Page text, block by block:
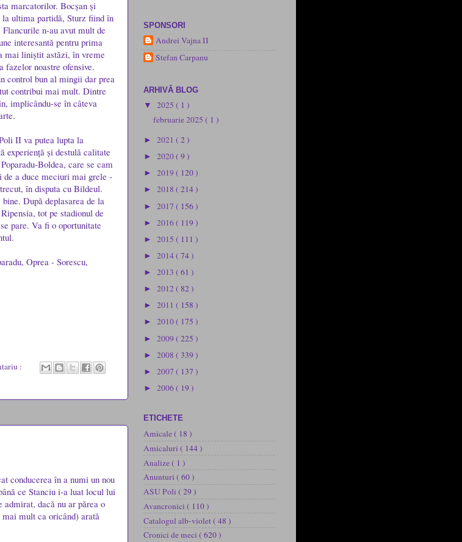
marcatorilor. Bocșan și
ultima partidă, Sturz fiind în
n-au avut mult de
interesantă pentru prima
mai liniștit astăzi, în vreme
fazelor noastre ofensive.
control bun al mingii dar prea
contribui mai mult. Dintre
implicându-se în câteva
II va putea lupta la
experiență și destulă calitate
Boldea, care se cam
de a duce meciuri mai grele -
în disputa cu Bildeul.
După deplasarea de la
tot pe stadionul de
pare. Va fi o oportunitate
Oprea - Sorescu,
:
conducerea în a numi un nou
ce Stanciu i-a luat locul lui
dacă nu ar părea o
mai mult ca oricând) arată
SPONSORI
Andrei Vajna II
Stefan Carpanu
ARHIVĂ BLOG
▼ 2025 ( 1 )
februarie 2025( 1 )
► 2021 ( 2 )
► 2020( 9 )
► 2019 ( 120 )
► 2018 ( 214 )
► 2017 ( 156 )
► 2016( 119 )
► 2015 ( 111 )
► 2014( 74 )
► 2013 ( 61 )
► 2012( 82 )
► 2011 ( 158 )
► 2010( 175 )
► 2009 ( 225 )
► 2008 ( 339 )
► 2007 ( 137 )
► 2006( 19 )
ETICHETE
Amicale( 18 )
Amicaluri ( 144 )
Analize( 1 )
Anunturi ( 60 )
ASU Poli ( 29 )
Avancronici ( 110 )
Catalogul alb-violet( 48 )
Cronici de meci ( 620 )